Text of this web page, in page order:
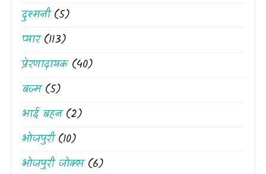
दुश्मनी(5)
प्यार(113)
प्रेरणादायक(40)
बज्म(5)
भाई बहन(2)
भोजपुरी(10)
भोजपुरी जोक्स(6)